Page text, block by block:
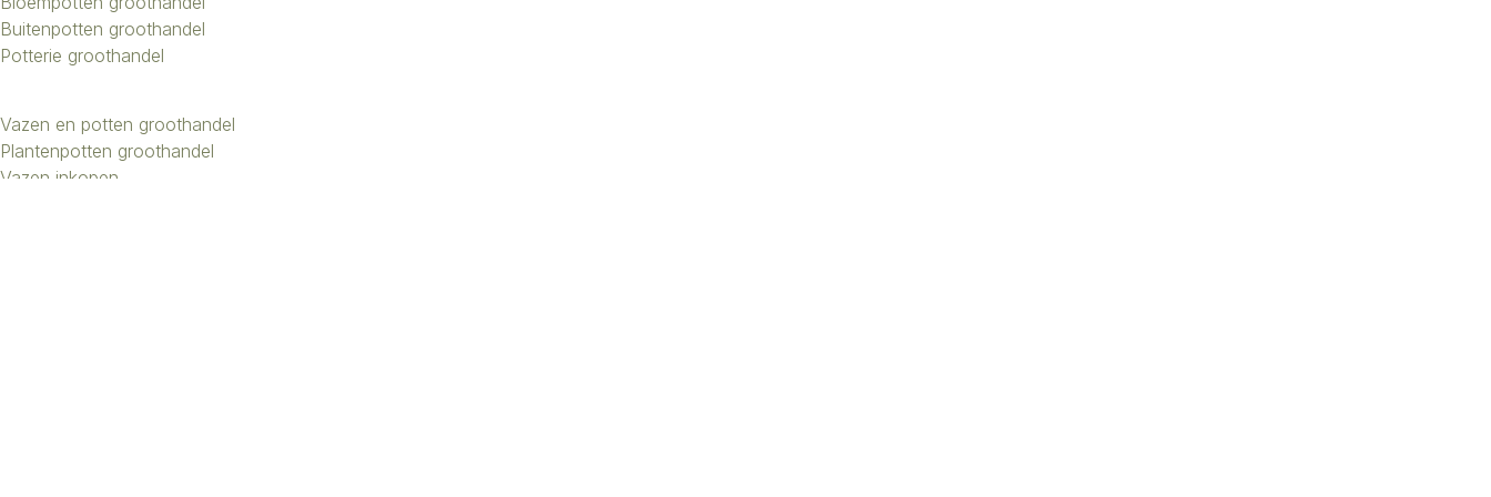
Buitenpotten groothandel
Potterie groothandel
Vazen en potten groothandel
Plantenpotten groothandel
Vazen inkopen